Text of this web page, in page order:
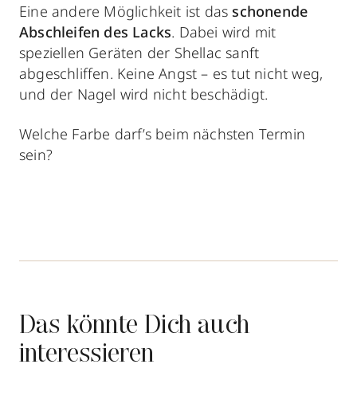
Eine andere Möglichkeit ist das schonende
Abschleifen des Lacks. Dabei wird mit
speziellen Geräten der Shellac sanft
abgeschliffen. Keine Angst – es tut nicht weg,
und der Nagel wird nicht beschädigt.
Welche Farbe darf’s beim nächsten Termin
sein?
Das könnte Dich auch
interessieren